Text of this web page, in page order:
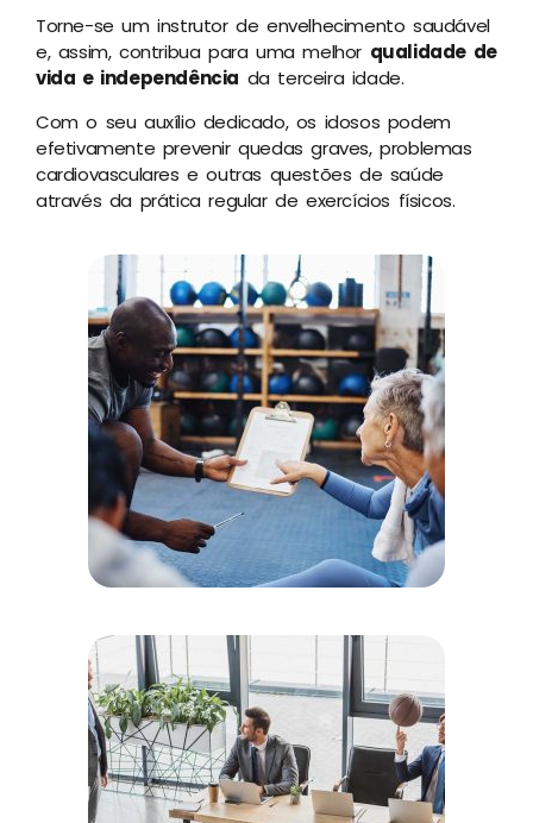
Torne-se um instrutor de envelhecimento saudável
e, assim, contribua para uma melhor qualidade de
vida e independência da terceira idade.
Com o seu auxílio dedicado, os idosos podem
efetivamente prevenir quedas graves, problemas
cardiovasculares e outras questões de saúde
através da prática regular de exercícios físicos.